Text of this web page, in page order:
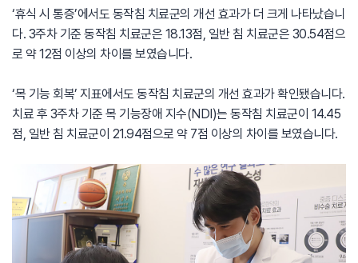
‘휴식 시 통증’에서도 동작침 치료군의 개선 효과가 더 크게 나타났습니
다. 3주차 기준 동작침 치료군은 18.13점, 일반 침 치료군은 30.54점으
로 약 12점 이상의 차이를 보였습니다.
‘목 기능 회복’ 지표에서도 동작침 치료군의 개선 효과가 확인됐습니다.
치료 후 3주차 기준 목 기능장애 지수(NDI)는 동작침 치료군이 14.45
점, 일반 침 치료군이 21.94점으로 약 7점 이상의 차이를 보였습니다.